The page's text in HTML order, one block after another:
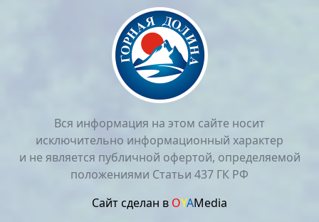
Вся информация на этом сайте носит
исключительно информационный характер
и не является публичной офертой, определяемой
положениями Статьи 437 ГК РФ
Сайт сделан в OYAMedia